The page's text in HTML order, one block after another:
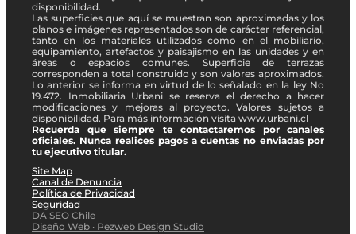
disponibilidad.
Las superficies que aquí se muestran son aproximadas y los
planos e imágenes representados son de carácter referencial,
tanto en los materiales utilizados como en el mobiliario,
equipamiento, artefactos y paisajismo en las unidades y en
áreas o espacios comunes. Superficie de terrazas
corresponden a total construido y son valores aproximados.
Lo anterior se informa en virtud de lo señalado en la ley No
19.472. Inmobiliaria Urbani se reserva el derecho a hacer
modificaciones y mejoras al proyecto. Valores sujetos a
disponibilidad. Para más información visita www.urbani.cl
Recuerda que siempre te contactaremos por canales
oficiales. Nunca realices pagos a cuentas no enviadas por
tu ejecutivo titular.
Site Map
Canal de Denuncia
Política de Privacidad
Seguridad
DA SEO Chile
Diseño Web · Pezweb Design Studio